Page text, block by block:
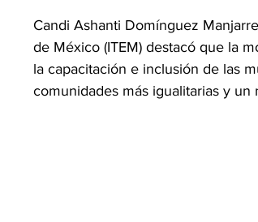
Candi Ashanti Domínguez
de México (ITEM) destacó que la
la capacitación e inclusión de las
comunidades más igualitarias y